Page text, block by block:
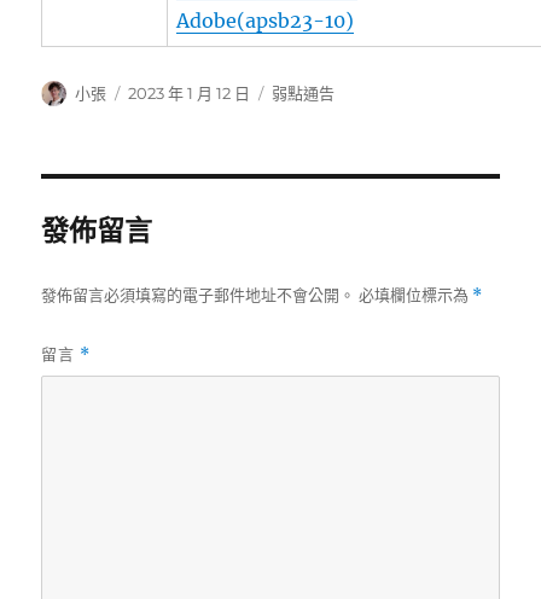
Adobe(apsb23-10)
作
小張
發
2023 年 1 月 12 日
分
弱點通告
發佈留言
發佈留言必須填寫的電子郵件地址不會公開。 必填欄位標示為 *
留言 *